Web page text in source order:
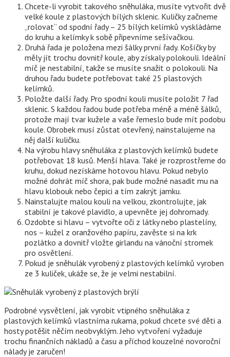
Chcete-li vyrobit takového sněhuláka, musíte vytvořit dvě
velké koule z plastových bílých sklenic. Kuličky začneme
„rolovat“ od spodní řady – 25 bílých kelímků vyskládáme
do kruhu a kelímky k sobě připevníme sešívačkou.
Druhá řada je položena mezi šálky první řady. Košíčky by
měly jít trochu dovnitř koule, aby získaly polokouli. Ideální
míč je nestabilní, takže se musíte snažit o polokouli. Na
druhou řadu budete potřebovat také 25 plastových
kelímků.
Položte další řady. Pro spodní kouli musíte položit 7 řad
sklenic. S každou řadou bude potřeba méně a méně šálků,
protože mají tvar kužele a vaše řemeslo bude mít podobu
koule. Obrobek musí zůstat otevřený, nainstalujeme na
něj další kuličku.
Na výrobu hlavy sněhuláka z plastových kelímků budete
potřebovat 18 kusů. Menší hlava. Také je rozprostřeme do
kruhu, dokud nezískáme hotovou hlavu. Pokud nebylo
možné dohrát míč shora, pak bude možné nasadit mu na
hlavu klobouk nebo čepici a tím zakrýt jamku.
Nainstalujte malou kouli na velkou, zkontrolujte, jak
stabilní je takové plavidlo, a upevněte jej dohromady.
Ozdobte si hlavu – vytvořte oči z látky nebo plastelíny,
nos – kužel z oranžového papíru, zavěste si na krk
pozlátko a dovnitř vložte girlandu na vánoční stromek
pro osvětlení.
Pokud je sněhulák vyrobený z plastových kelímků vyroben
ze 3 kuliček, ukáže se, že je velmi nestabilní.
Podrobné vysvětlení, jak vyrobit vtipného sněhuláka z
plastových kelímků vlastníma rukama, pokud chcete své děti a
hosty potěšit něčím neobvyklým. Jeho vytvoření vyžaduje
trochu finančních nákladů a času a příchod kouzelné novoroční
nálady je zaručen!